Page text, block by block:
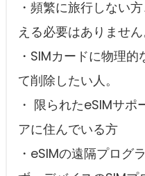
・頻繁に旅行しない
える必要はありません
・SIMカードに物理
て削除したい人。
・ 限られたeSIMサポ
アに住んでいる方
・eSIMの遠隔プログ